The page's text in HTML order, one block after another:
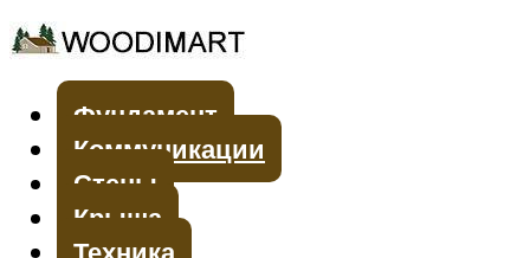
Фундамент
Коммуникации
Стены
Крыша